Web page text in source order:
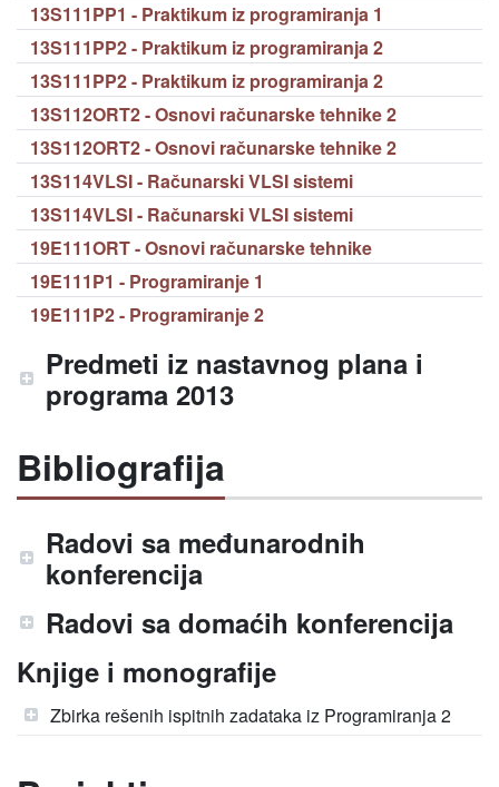
13S111PP1 - Praktikum iz programiranja 1
13S111PP2 - Praktikum iz programiranja 2
13S111PP2 - Praktikum iz programiranja 2
13S112ORT2 - Osnovi računarske tehnike 2
13S112ORT2 - Osnovi računarske tehnike 2
13S114VLSI - Računarski VLSI sistemi
13S114VLSI - Računarski VLSI sistemi
19E111ORT - Osnovi računarske tehnike
19E111P1 - Programiranje 1
19E111P2 - Programiranje 2
Predmeti iz nastavnog plana i
programa 2013
Bibliografija
Radovi sa međunarodnih
konferencija
Radovi sa domaćih konferencija
Knjige i monografije
Zbirka rešenih ispitnih zadataka iz Programiranja 2